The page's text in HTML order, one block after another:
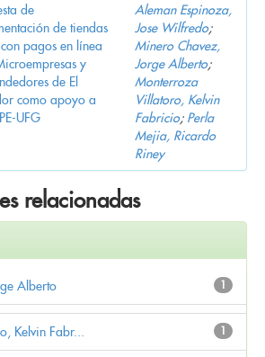
de
de tiendas
pagos en línea
y
de El
como apoyo a
UFG
Aleman Espinoza,
Jose Wilfredo;
Minero Chavez,
Jorge Alberto;
Monterroza
Villatoro, Kelvin
Fabricio; Perla
Mejia, Ricardo
Riney
relacionadas
1
Alberto
1
Kelvin Fabr...